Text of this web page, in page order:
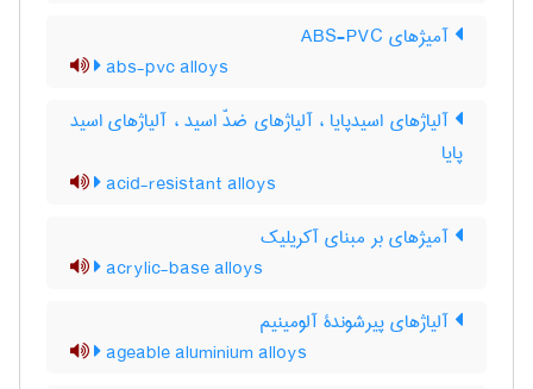
آمیژهای ABS-PVC
abs-pvc alloys
آلیاژهای اسیدپایا ، آلیاژهای ضدّ اسید ، آلیاژهای اسید
پایا
acid-resistant alloys
آمیژهای بر مبنای آکریلیک
acrylic-base alloys
آلیاژهای پیرشوندۀ آلومینیم
ageable aluminium alloys